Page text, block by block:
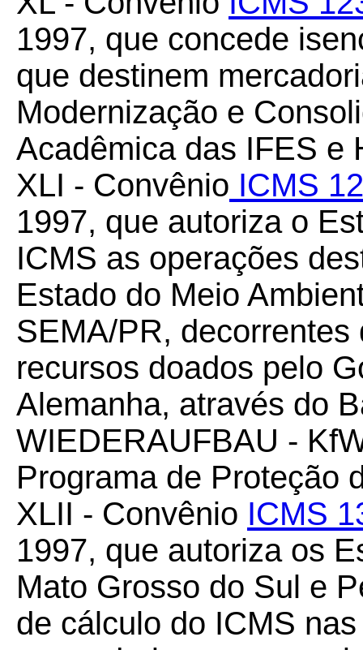
1997, que concede
que destinem
Modernização e
Acadêmica das IFES e
XLI - Convênio ICMS
1997, que autoriza o
ICMS as operações
Estado do Meio
SEMA/PR,
recursos doados pelo
Alemanha, através do
WIEDERAUFBAU -
Programa de Proteção
XLII - Convênio ICMS
1997, que autoriza os
Mato Grosso do Sul e
de cálculo do ICMS